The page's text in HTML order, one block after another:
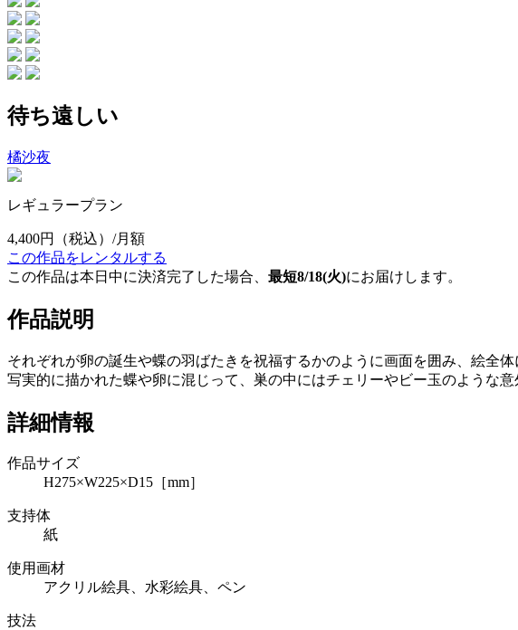
待ち遠しい
橘沙夜
レギュラープラン
4,400円
（税込）/月額
この作品をレンタルする
この作品は本日中に決済完了した場合、 最短8/18(火)にお届けします。
作品説明
それぞれが卵の誕生や蝶の羽ばたきを祝福するかのように画面を囲み、絵全体
写実的に描かれた蝶や卵に混じって、巣の中にはチェリーやビー玉のような
詳細情報
作品サイズ
H275×W225×D15［mm］
支持体
紙
使用画材
アクリル絵具、水彩絵具、ペン
技法